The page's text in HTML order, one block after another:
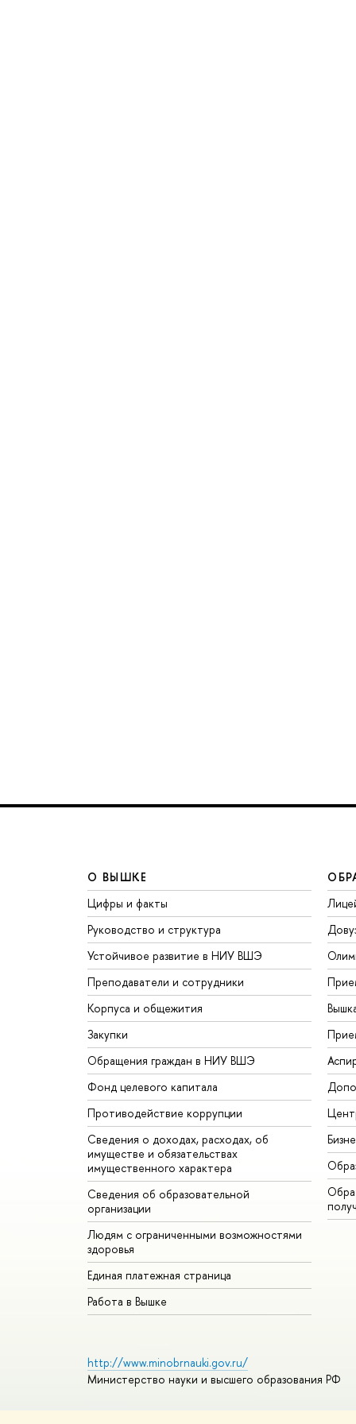
О ВЫШКЕ
Цифры и факты
Руководство и структура
Устойчивое развитие в НИУ ВШЭ
Преподаватели и сотрудники
Корпуса и общежития
Закупки
Обращения граждан в НИУ ВШЭ
Фонд целевого капитала
Противодействие коррупции
Сведения о доходах, расходах, об
имуществе и обязательствах
имущественного характера
Сведения об образовательной
организации
Людям с ограниченными возможностями
здоровья
Единая платежная страница
Работа в Вышке
http://www.minobrnauki.gov.ru/
Министерство науки и высшего образования РФ